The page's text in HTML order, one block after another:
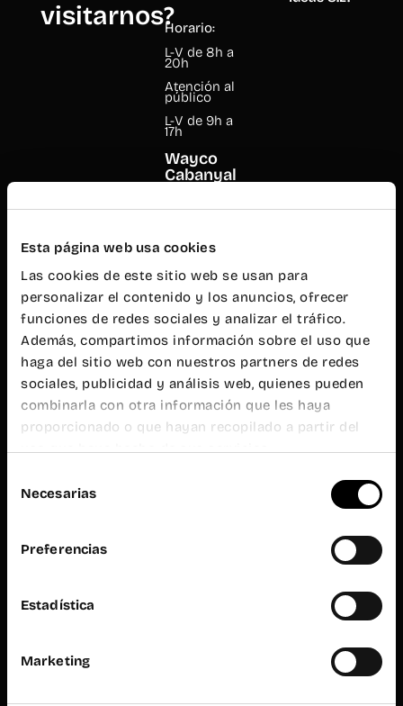
Esta página web usa cookies
Las cookies de este sitio web se usan para
personalizar el contenido y los anuncios, ofrecer
funciones de redes sociales y analizar el tráfico.
Además, compartimos información sobre el uso que
haga del sitio web con nuestros partners de redes
sociales, publicidad y análisis web, quienes pueden
combinarla con otra información que les haya
proporcionado o que hayan recopilado a partir del
uso que haya hecho de sus servicios.
deNecesarias
Preferencias
Estadística
Marketing
visitarnos?Horario:
L-V de 8h a
20h
Atención al
público
L-V de 9h a
17h
Wayco
Cabanyal
46011
Valencia
+34 960 99
00 38
cabanyal@wayco.es
Horario:
L-V de 8h a
20h
Atención al